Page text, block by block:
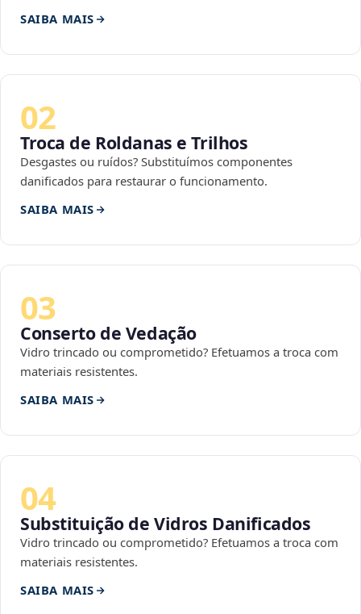
SAIBA MAIS
02
Troca de Roldanas e Trilhos
Desgastes ou ruídos? Substituímos componentes
danificados para restaurar o funcionamento.
SAIBA MAIS
03
Conserto de Vedação
Vidro trincado ou comprometido? Efetuamos a troca com
materiais resistentes.
SAIBA MAIS
04
Substituição de Vidros Danificados
Vidro trincado ou comprometido? Efetuamos a troca com
materiais resistentes.
SAIBA MAIS